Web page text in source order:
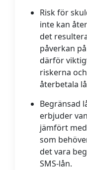
Risk för
inte kan
det
påverkan
därför
riskerna
återbetala
Begränsad
erbjuder
jämfört
som
det vara
SMS-lån.